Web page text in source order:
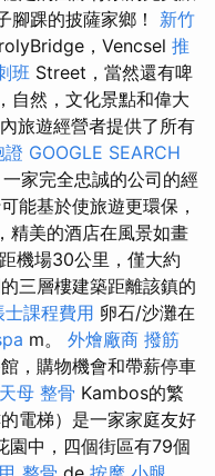
腳踝的披薩家鄉！ 新竹
，Vencsel 推
班 Street，當然還有啤
自然，文化景點和偉大
旅遊經營者提供了所有
證 GOOGLE SEARCH
家完全忠誠的公司的經
能基於使旅遊更環保，
精美的酒店在風景如畫
機場30公里，僅大約
三層樓建築距離該鎮的
士課程費用 卵石/沙灘在
m。 外燴廠商 撥筋
，購物機會和帶薪停車
天母 整骨 Kambos的繁
電梯）是一家家庭友好
園中，四個街區有79個